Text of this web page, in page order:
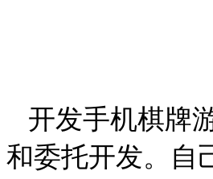
开发手机棋牌
和委托开发。自